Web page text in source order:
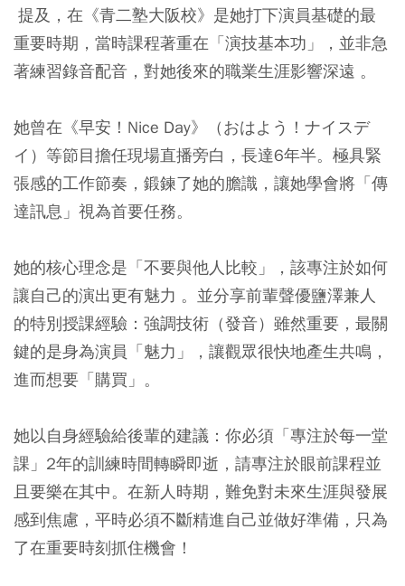
提及，在《青二塾大阪校》是她打下演員基礎的最
重要時期，當時課程著重在「演技基本功」，並非急
著練習錄音配音，對她後來的職業生涯影響深遠 。
她曾在《早安！Nice Day》（おはよう！ナイスデ
イ）等節目擔任現場直播旁白，長達6年半。極具緊
張感的工作節奏，鍛鍊了她的膽識，讓她學會將「傳
達訊息」視為首要任務。
她的核心理念是「不要與他人比較」，該專注於如何
讓自己的演出更有魅力 。並分享前輩聲優鹽澤兼人
的特別授課經驗：強調技術（發音）雖然重要，最關
鍵的是身為演員「魅力」，讓觀眾很快地產生共鳴，
進而想要「購買」。
她以自身經驗給後輩的建議：你必須「專注於每一堂
課」2年的訓練時間轉瞬即逝，請專注於眼前課程並
且要樂在其中。在新人時期，難免對未來生涯與發展
感到焦慮，平時必須不斷精進自己並做好準備，只為
了在重要時刻抓住機會！